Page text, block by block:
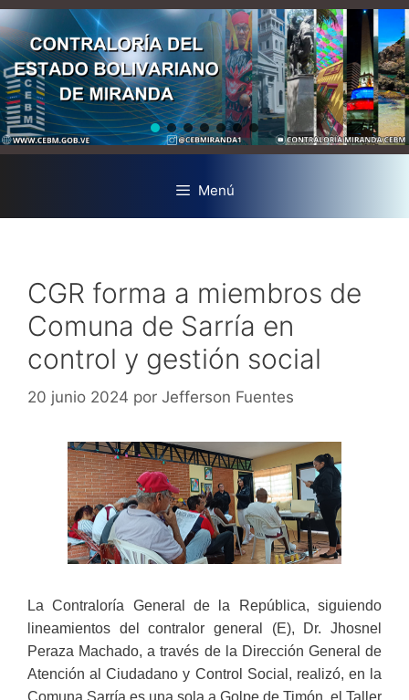
Menú
CGR forma a miembros de
Comuna de Sarría en
control y gestión social
20 junio 2024 por Jefferson Fuentes
La Contraloría General de la República, siguiendo
lineamientos del contralor general (E), Dr. Jhosnel
Peraza Machado, a través de la Dirección General de
Atención al Ciudadano y Control Social, realizó, en la
Comuna Sarría es una sola a Golpe de Timón, el Taller